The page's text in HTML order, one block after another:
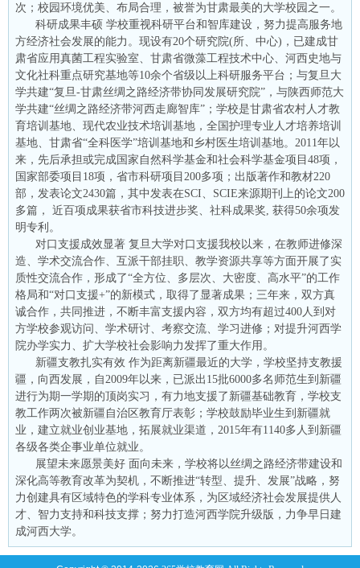
次；校园环境优美、布局合理，被誉为甘肃最美的大学校园之一。
科研成果丰硕 学校重视科研平台和智库建设，努力提高服务地
方经济社会发展的能力。现设有20个研究院(所、中心)，已建成甘
肃省应用真菌工程实验室、甘肃省微藻工程技术中心、河西史地与
文化社科重点研究基地等10余个省级以上科研服务平台；与复旦大
学共建“复旦-甘肃丝绸之路经济带协同发展研究院”，与陕西师范大
学共建“丝绸之路经济带河西走廊智库”；学校是甘肃省农村人才教
育培训基地、现代农业技术培训基地，全国护理专业人才培养培训
基地、甘肃省“全科医学”培训基地和乡村医生培训基地。2011年以
来，先后承担或完成国家自然科学基金和社会科学基金项目48项，
国家部委项目18项，省市科研项目200多项；出版著作和教材220
部，发表论文2430篇，其中发表在SCI、SCIE来源期刊上的论文200
多篇， 近百项成果获省市科技进步奖、社科成果奖, 获得50余项发
明专利。
对口支援成效显著 复旦大学对口支援我校以来，在教师进修深
造、学术交流合作、互派干部挂职、教学资源共享等方面开展了实
质性交流合作，形成了“全方位、多层次、大密度、高水平”的工作
格局和“对口支援+”的新模式，取得了显著成果；三年来，双方真
诚合作，共同推进，不断丰富支援内容，双方均有超过400人到对
方学校参观访问、学术研讨、考察交流、学习进修；对提升河西学
院办学实力、扩大学校社会影响力发挥了重大作用。
新疆支教扎实有效 作为距离新疆最近的大学，学校坚持支教援
疆，向西发展，自2009年以来，已派出15批6000多名师范生到新疆
进行为期一学期的顶岗实习，有力地支援了新疆基础教育，学校支
教工作两次被新疆自治区教育厅表彰；学校鼓励毕业生到新疆就
业，建立就业创业基地，拓展就业渠道，2015年有1140多人到新疆
各级各类企事业单位就业。
展望未来愿景美好 面向未来，学校将以丝绸之路经济带建设和
深化高等教育改革为契机，不断推进“转型、提升、发展”战略，努
力创建具有区域特色的学科专业体系，为区域经济社会发展提供人
才、智力支持和科技支撑；努力打造河西学院升级版，力争早日建
成河西大学。